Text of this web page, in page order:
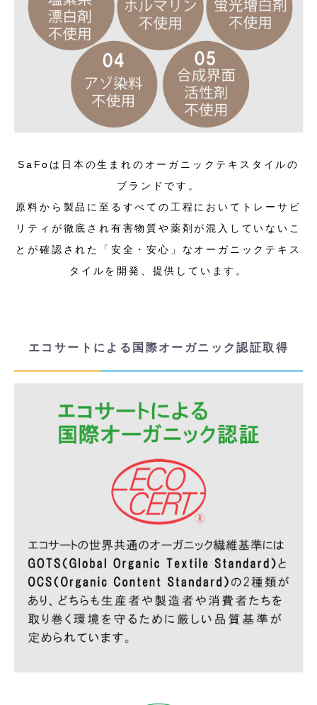
SaFoは日本の生まれのオーガニックテキスタイルの
ブランドです。
原料から製品に至るすべての工程においてトレーサビ
リティが徹底され有害物質や薬剤が混入していないこ
とが確認された「安全・安心」なオーガニックテキス
タイルを開発、提供しています。
エコサートによる国際オーガニック認証取得